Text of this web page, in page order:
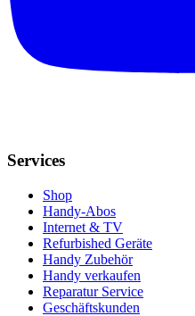
Services
Shop
Handy-Abos
Internet & TV
Refurbished Geräte
Handy Zubehör
Handy verkaufen
Reparatur Service
Geschäftskunden